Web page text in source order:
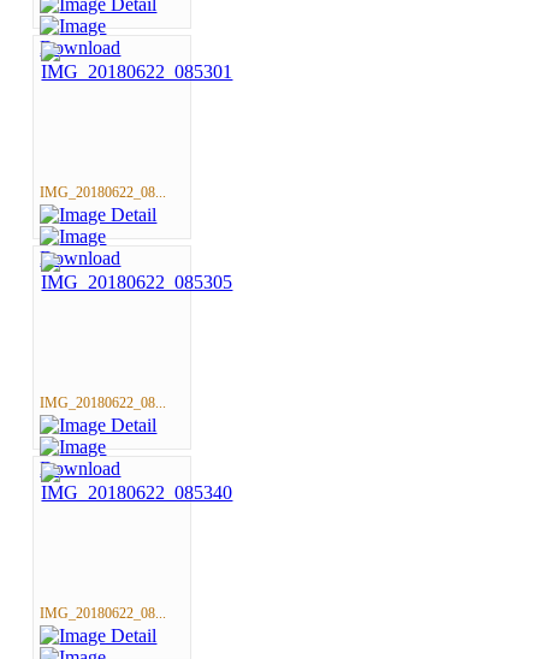
IMG_20180622_08...
IMG_20180622_08...
IMG_20180622_08...